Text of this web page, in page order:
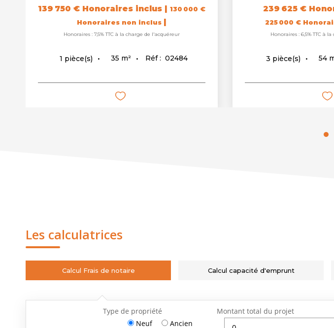
139 750 € Honoraires inclus | 130 000 €
Honoraires non inclus |
Honoraires : 7,5% TTC à la charge de l'acquéreur
1 pièce(s) 35 m² Réf : 02484
239 625 €
225 000 €
Honoraires : 6,5% TTC à
3 pièce(s) 54
Les calculatrices
Calcul Frais de notaire Calcul capacité d'emprunt